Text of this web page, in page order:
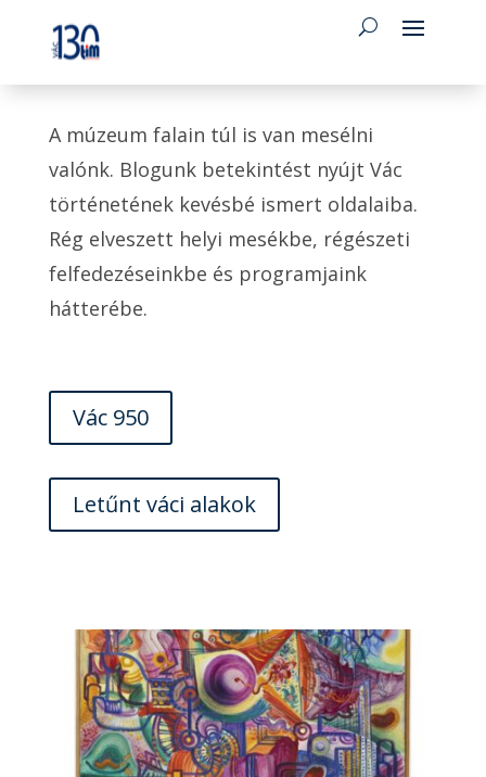
A múzeum falain túl is van mesélni
valónk. Blogunk betekintést nyújt Vác
történetének kevésbé ismert oldalaiba.
Rég elveszett helyi mesékbe, régészeti
felfedezéseinkbe és programjaink
hátterébe.
Vác 950
Letűnt váci alakok